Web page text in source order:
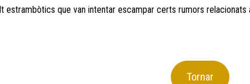
estrambòtics que van intentar escampar certs rumors
Tornar